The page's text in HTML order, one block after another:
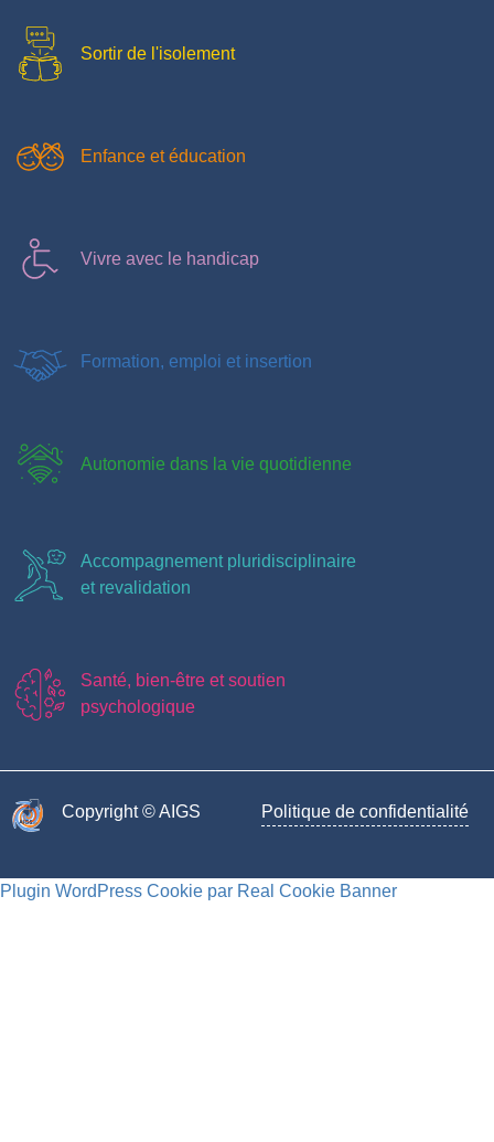
Sortir de l'isolement
Enfance et éducation
Vivre avec le handicap
Formation, emploi et insertion
Autonomie dans la vie quotidienne
Accompagnement pluridisciplinaire
et revalidation
Santé, bien-être et soutien
psychologique
Copyright © AIGS​ Politique de confidentialité
Plugin WordPress Cookie par Real Cookie Banner